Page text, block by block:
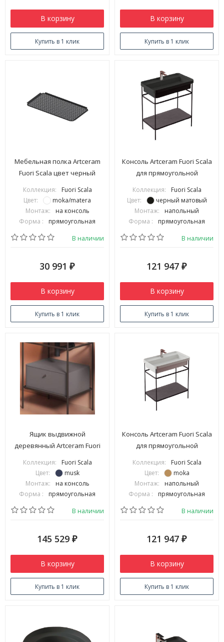
В корзину
Купить в 1 клик
В корзину
Купить в 1 клик
Мебельная полка Artceram
Fuori Scala цвет черный
прямоугольной консоли 800
мм TFA008 17
Коллекция:
Fuori Scala
Цвет:
moka/matera
Монтаж:
на консоль
Форма :
прямоугольная
В наличии
30 991 ₽
В корзину
Купить в 1 клик
Консоль Artceram Fuori Scala
для прямоугольной
матовый черный ACA057 17
Коллекция:
Fuori Scala
Цвет:
черный матовый
Монтаж:
напольный
Форма :
прямоугольная
В наличии
121 947 ₽
В корзину
Купить в 1 клик
Ящик выдвижной
деревянный Artceram Fuori
консоли цвет musk ACM039
58
Коллекция:
Fuori Scala
Цвет:
musk
Монтаж:
на консоль
Форма :
прямоугольная
В наличии
145 529 ₽
В корзину
Купить в 1 клик
Консоль Artceram Fuori Scala
для прямоугольной
56
Коллекция:
Fuori Scala
Цвет:
moka
Монтаж:
напольный
Форма :
прямоугольная
В наличии
121 947 ₽
В корзину
Купить в 1 клик